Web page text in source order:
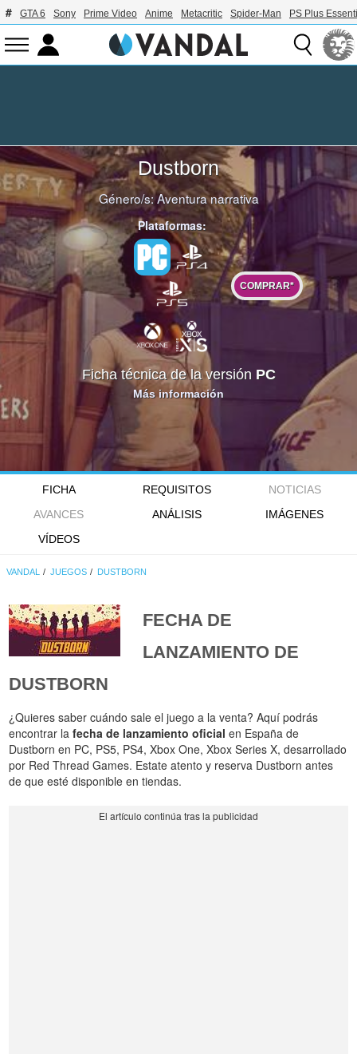
GTA 6 Sony Prime Video Anime Metacritic Spider-Man PS Plus
Dustborn
Género/s:Aventura narrativa
Plataformas:
COMPRAR*
Ficha técnica de la versión PC
Más información
FICHA REQUISITOS
NOTICIAS
AVANCES
ANÁLISIS
IMÁGENES
VÍDEOS
VANDAL JUEGOS DUSTBORN
FECHA DE
LANZAMIENTO DE
DUSTBORN
¿Quieres saber cuándo sale el juego a la venta? Aquí podrás
encontrar lafecha de lanzamiento oficial en España de
Dustborn en PC, PS5, PS4, Xbox One, Xbox Series X, desarrollado
por Red Thread Games. Estate atento y reserva Dustborn antes
de que esté disponible en tiendas.